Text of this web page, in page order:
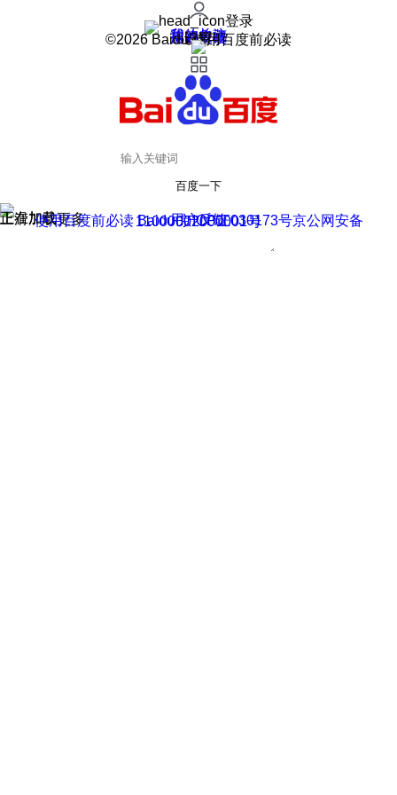
登录
我的关注
我的收藏
皮肤中心
用户反馈
设置
©2026 Baidu 使用百度前必读
百度一下
正在加载
上滑加载更多 用户反馈
使用百度前必读 Baidu 京ICP证030173号
京公网安备11000002000001号